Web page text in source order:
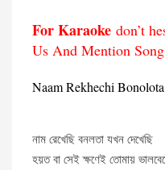
For Karaoke don’t
Us And Mention
Naam Rekhechi
নাম রেখেছি বনলতা যখন দেখেছি
হয়ত বা সেই ক্ষণেই তোমায়